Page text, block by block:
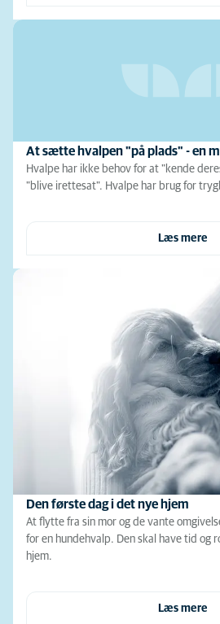
At sætte hvalpen "på plads" - en
Hvalpe har ikke behov for at "kende
"blive irettesat". Hvalpe har brug for
Læs mere
Den første dag i det nye hjem
At flytte fra sin mor og de vante
for en hundehvalp. Den skal have tid og
hjem.
Læs mere